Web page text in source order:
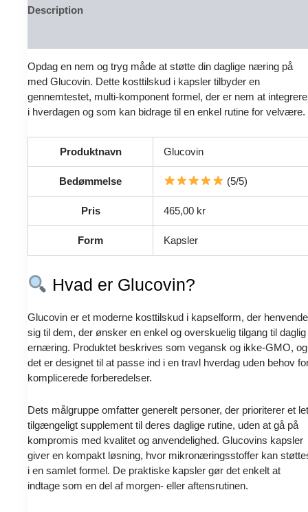
Description
Opdag en nem og tryg måde at støtte din daglige næring på
med Glucovin. Dette kosttilskud i kapsler tilbyder en
gennemtestet, multi-komponent formel, der er nem at integrere
i hverdagen og som kan bidrage til en enkel rutine for velvære.
Produktnavn Glucovin
Bedømmelse (5/5)
Pris 465,00 kr
Form Kapsler
Hvad er Glucovin?
Glucovin er et moderne kosttilskud i kapselform, der
sig til dem, der ønsker en enkel og overskuelig tilgang til daglig
ernæring. Produktet beskrives som vegansk og ikke-GMO, og
det er designet til at passe ind i en travl hverdag uden behov
komplicerede forberedelser.
Dets målgruppe omfatter generelt personer, der prioriterer et let
tilgængeligt supplement til deres daglige rutine, uden at gå på
kompromis med kvalitet og anvendelighed. Glucovins kapsler
giver en kompakt løsning, hvor mikronæringsstoffer kan
i en samlet formel. De praktiske kapsler gør det enkelt at
indtage som en del af morgen- eller aftensrutinen.